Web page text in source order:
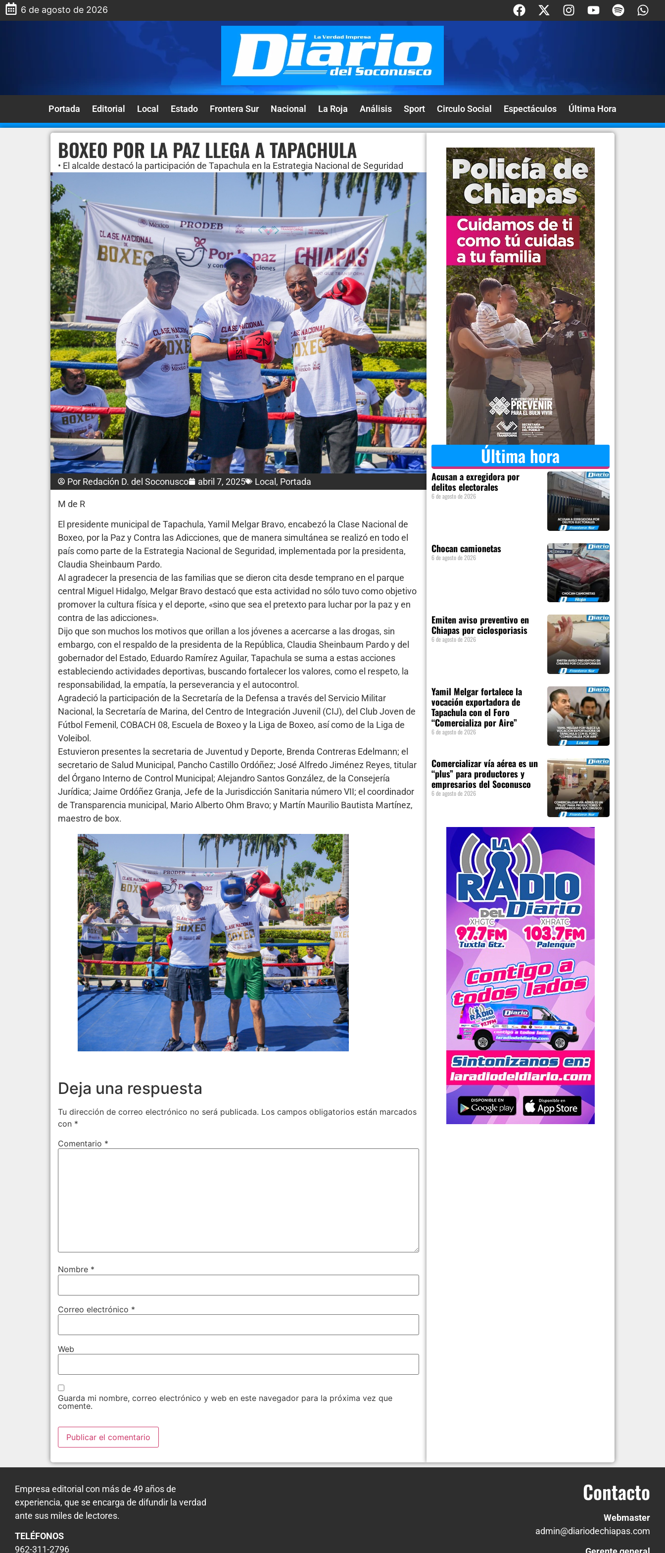
6 de agosto de 2026
Portada Editorial Local Estado Frontera Sur Nacional La Roja Análisis Sport Circulo Social Espectáculos Última Hora
BOXEO POR LA PAZ LLEGA A TAPACHULA
• El alcalde destacó la participación de Tapachula en la Estrategia Nacional de Seguridad
Por Redación D. del Soconusco abril 7, 2025 Local , Portada
M de R
El presidente municipal de Tapachula, Yamil Melgar Bravo, encabezó la Clase Nacional de
Boxeo, por la Paz y Contra las Adicciones, que de manera simultánea se realizó en todo el
país como parte de la Estrategia Nacional de Seguridad, implementada por la presidenta,
Claudia Sheinbaum Pardo.
Al agradecer la presencia de las familias que se dieron cita desde temprano en el parque
central Miguel Hidalgo, Melgar Bravo destacó que esta actividad no sólo tuvo como objetivo
promover la cultura física y el deporte, «sino que sea el pretexto para luchar por la paz y en
contra de las adicciones».
Dijo que son muchos los motivos que orillan a los jóvenes a acercarse a las drogas, sin
embargo, con el respaldo de la presidenta de la República, Claudia Sheinbaum Pardo y del
gobernador del Estado, Eduardo Ramírez Aguilar, Tapachula se suma a estas acciones
estableciendo actividades deportivas, buscando fortalecer los valores, como el respeto, la
responsabilidad, la empatía, la perseverancia y el autocontrol.
Agradeció la participación de la Secretaría de la Defensa a través del Servicio Militar
Nacional, la Secretaría de Marina, del Centro de Integración Juvenil (CIJ), del Club Joven de
Fútbol Femenil, COBACH 08, Escuela de Boxeo y la Liga de Boxeo, así como de la Liga de
Voleibol.
Estuvieron presentes la secretaria de Juventud y Deporte, Brenda Contreras Edelmann; el
secretario de Salud Municipal, Pancho Castillo Ordóñez; José Alfredo Jiménez Reyes, titular
del Órgano Interno de Control Municipal; Alejandro Santos González, de la Consejería
Jurídica; Jaime Ordóñez Granja, Jefe de la Jurisdicción Sanitaria número VII; el coordinador
de Transparencia municipal, Mario Alberto Ohm Bravo; y Martín Maurilio Bautista Martínez,
maestro de box.
Deja una respuesta
Tu dirección de correo electrónico no será publicada. Los campos obligatorios están marcados
con *
Comentario *
Nombre *
Correo electrónico *
Web
Guarda mi nombre, correo electrónico y web en este navegador para la próxima vez que
comente.
Última hora
Acusan a exregidora por
delitos electorales
6 de agosto de 2026
Chocan camionetas
6 de agosto de 2026
Emiten aviso preventivo en
Chiapas por ciclosporiasis
6 de agosto de 2026
Yamil Melgar fortalece la
vocación exportadora de
Tapachula con el Foro
“Comercializa por Aire”
6 de agosto de 2026
Comercializar vía aérea es un
“plus” para productores y
empresarios del Soconusco
6 de agosto de 2026
Empresa editorial con más de 49 años de
experiencia, que se encarga de difundir la verdad
ante sus miles de lectores.
TELÉFONOS
962-311-2796
Contacto
Webmaster
admin@diariodechiapas.com